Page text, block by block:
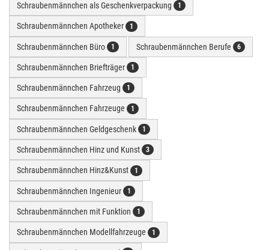
Schraubenmännchen als Geschenkverpackung 1
Schraubenmännchen Apotheker 1
Schraubenmännchen Büro 1 Schraubenmännchen Berufe 6
Schraubenmännchen Briefträger 1
Schraubenmännchen Fahrzeug 1
Schraubenmännchen Fahrzeuge 1
Schraubenmännchen Geldgeschenk 1
Schraubenmännchen Hinz und Kunst 3
Schraubenmännchen Hinz&Kunst 1
Schraubenmännchen Ingenieur 1
Schraubenmännchen mit Funktion 1
Schraubenmännchen Modellfahrzeuge 1